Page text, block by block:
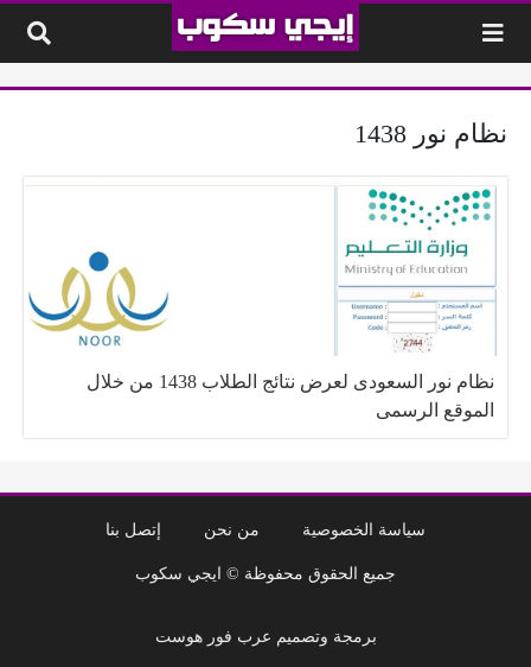
نظام نور 1438
نظام نور السعودى لعرض نتائج الطلاب 1438 من خلال
الموقع الرسمى
سياسة الخصوصية من نحن إتصل بنا
جميع الحقوق محفوظة © ايجي سكوب
برمجة وتصميم عرب فور هوست